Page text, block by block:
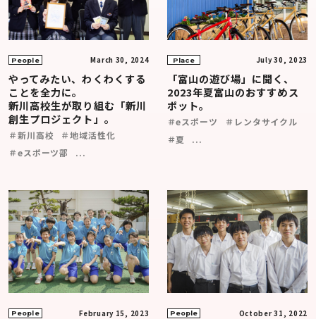
People March 30, 2024
やってみたい、わくわくする
ことを全力に。
新川高校生が取り組む「新川
創生プロジェクト」。
＃新川高校
＃地域活性化
＃eスポーツ部
...
Place July 30, 2023
「富山の遊び場」に聞く、
2023年夏富山のおすすめス
ポット。
＃eスポーツ
＃レンタサイクル
＃夏
...
People February 15, 2023 People October 31, 2022